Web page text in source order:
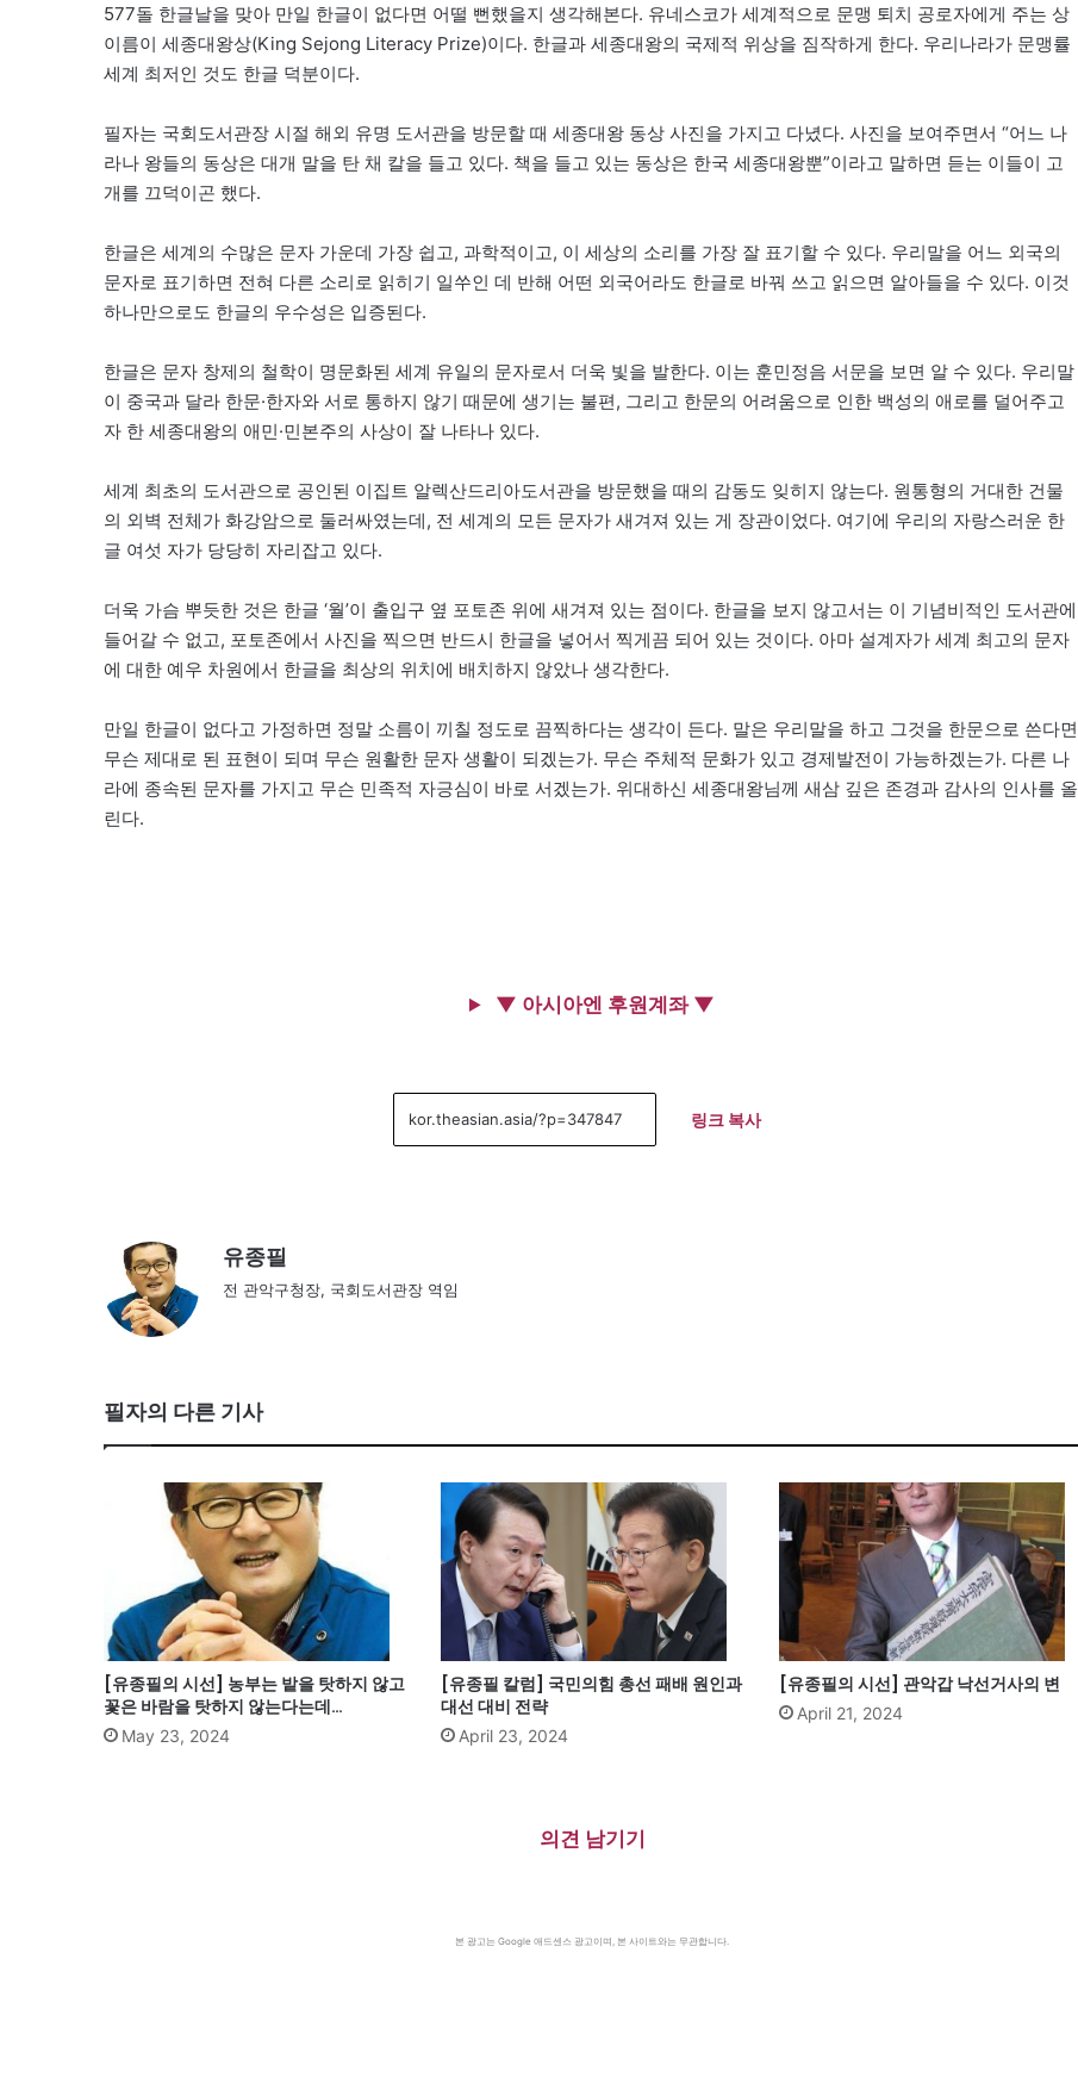
577돌 한글날을 맞아 만일 한글이 없다면 어떨 뻔했을지 생각해본다. 유네스코가 세계적으로 문맹 퇴치 공로자에게 주는 상
이름이 세종대왕상(King Sejong Literacy Prize)이다. 한글과 세종대왕의 국제적 위상을 짐작하게 한다. 우리나라가 문맹률
세계 최저인 것도 한글 덕분이다.
필자는 국회도서관장 시절 해외 유명 도서관을 방문할 때 세종대왕 동상 사진을 가지고 다녔다. 사진을 보여주면서 “어느 나
라나 왕들의 동상은 대개 말을 탄 채 칼을 들고 있다. 책을 들고 있는 동상은 한국 세종대왕뿐”이라고 말하면 듣는 이들이 고
개를 끄덕이곤 했다.
한글은 세계의 수많은 문자 가운데 가장 쉽고, 과학적이고, 이 세상의 소리를 가장 잘 표기할 수 있다. 우리말을 어느 외국의
문자로 표기하면 전혀 다른 소리로 읽히기 일쑤인 데 반해 어떤 외국어라도 한글로 바꿔 쓰고 읽으면 알아들을 수 있다. 이것
하나만으로도 한글의 우수성은 입증된다.
한글은 문자 창제의 철학이 명문화된 세계 유일의 문자로서 더욱 빛을 발한다. 이는 훈민정음 서문을 보면 알 수 있다. 우리말
이 중국과 달라 한문·한자와 서로 통하지 않기 때문에 생기는 불편, 그리고 한문의 어려움으로 인한 백성의 애로를 덜어주고
자 한 세종대왕의 애민·민본주의 사상이 잘 나타나 있다.
세계 최초의 도서관으로 공인된 이집트 알렉산드리아도서관을 방문했을 때의 감동도 잊히지 않는다. 원통형의 거대한 건물
의 외벽 전체가 화강암으로 둘러싸였는데, 전 세계의 모든 문자가 새겨져 있는 게 장관이었다. 여기에 우리의 자랑스러운 한
글 여섯 자가 당당히 자리잡고 있다.
더욱 가슴 뿌듯한 것은 한글 ‘월’이 출입구 옆 포토존 위에 새겨져 있는 점이다. 한글을 보지 않고서는 이 기념비적인 도서관에
들어갈 수 없고, 포토존에서 사진을 찍으면 반드시 한글을 넣어서 찍게끔 되어 있는 것이다. 아마 설계자가 세계 최고의 문자
에 대한 예우 차원에서 한글을 최상의 위치에 배치하지 않았나 생각한다.
만일 한글이 없다고 가정하면 정말 소름이 끼칠 정도로 끔찍하다는 생각이 든다. 말은 우리말을 하고 그것을 한문으로 쓴다면
무슨 제대로 된 표현이 되며 무슨 원활한 문자 생활이 되겠는가. 무슨 주체적 문화가 있고 경제발전이 가능하겠는가. 다른 나
라에 종속된 문자를 가지고 무슨 민족적 자긍심이 바로 서겠는가. 위대하신 세종대왕님께 새삼 깊은 존경과 감사의 인사를 올
린다.
▼ 아시아엔 후원계좌 ▼
링크 복사
유종필
전 관악구청장, 국회도서관장 역임
필자의 다른 기사
[유종필의 시선] 농부는 밭을 탓하지 않고
꽃은 바람을 탓하지 않는다는데…
May 23, 2024
[유종필 칼럼] 국민의힘 총선 패배 원인과
대선 대비 전략
April 23, 2024
[유종필의 시선] 관악갑 낙선거사의 변
April 21, 2024
의견 남기기
본 광고는 Google 애드센스 광고이며, 본 사이트와는 무관합니다.